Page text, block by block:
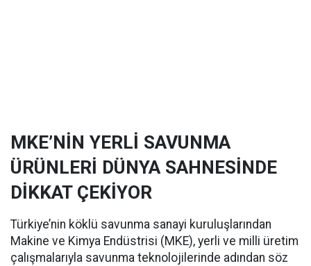
MKE’NİN YERLİ SAVUNMA
ÜRÜNLERİ DÜNYA SAHNESİNDE
DİKKAT ÇEKİYOR
Türkiye’nin köklü savunma sanayi kuruluşlarından
Makine ve Kimya Endüstrisi (MKE), yerli ve milli üretim
çalışmalarıyla savunma teknolojilerinde adından söz